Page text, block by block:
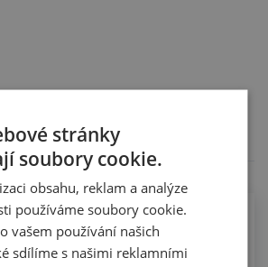
koncovkami pomocí
stránky
soubory cookie.
obsahu, reklam a analýze
používáme soubory cookie.
vašem používání našich
sdílíme s našimi reklamními